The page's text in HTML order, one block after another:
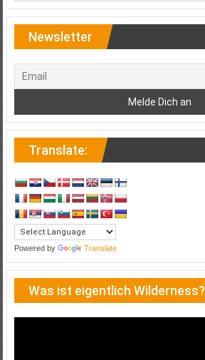
Newsletter
Translate:
Powered by Translate
Was ist eigentlich Wilderness?